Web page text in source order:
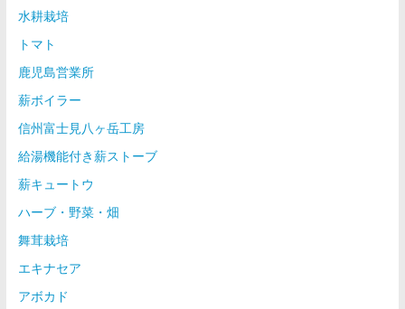
水耕栽培
トマト
鹿児島営業所
薪ボイラー
信州富士見八ヶ岳工房
給湯機能付き薪ストーブ
薪キュートウ
ハーブ・野菜・畑
舞茸栽培
エキナセア
アボカド